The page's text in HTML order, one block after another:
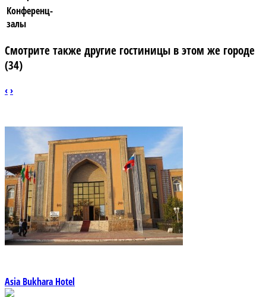
Конференц-
залы
Смотрите также другие гостиницы в этом же городе
(34)
‹›
Asia Bukhara Hotel